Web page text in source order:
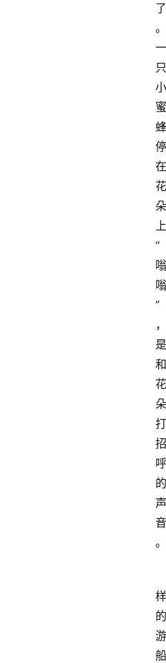
了
。
一
只
小
蜜
蜂
停
在
花
朵
上
“
嗡
嗡
”
，
是
和
花
朵
打
招
呼
的
声
音
。
样
的
游
船